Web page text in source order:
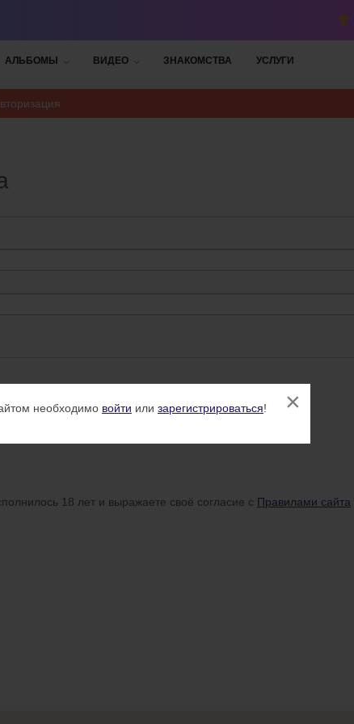
необходимо войти или зарегистрироваться! ×
АЛЬБОМЫ ВИДЕО ЗНАКОМСТВА УСЛУГИ
18 лет и выражаете своё согласие с Правилами сайта